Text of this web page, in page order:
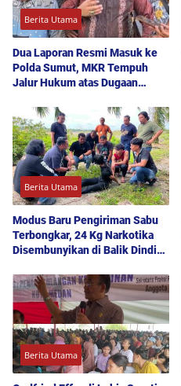
Berita Utama
Dua Laporan Resmi Masuk ke
Polda Sumut, MKR Tempuh
Jalur Hukum atas Dugaan
Baik
Berita Utama
Modus Baru Pengiriman Sabu
Terbongkar, 24 Kg Narkotika
Disembunyikan di Balik Dinding
Berita Utama